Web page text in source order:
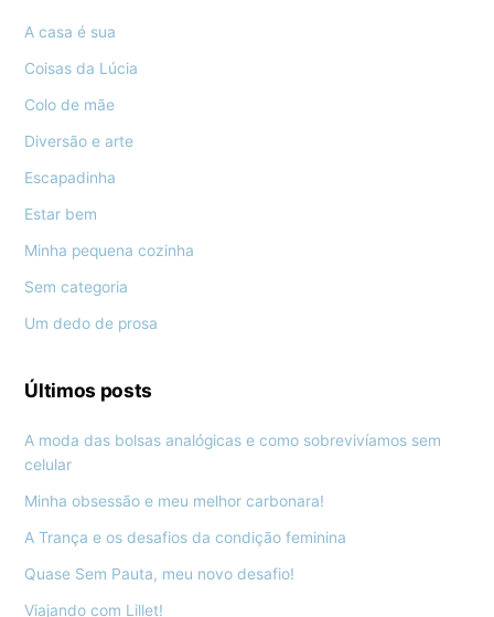
A casa é sua
Coisas da Lúcia
Colo de mãe
Diversão e arte
Escapadinha
Estar bem
Minha pequena cozinha
Sem categoria
Um dedo de prosa
Últimos posts
A moda das bolsas analógicas e como sobrevivíamos sem
celular
Minha obsessão e meu melhor carbonara!
A Trança e os desafios da condição feminina
Quase Sem Pauta, meu novo desafio!
Viajando com Lillet!